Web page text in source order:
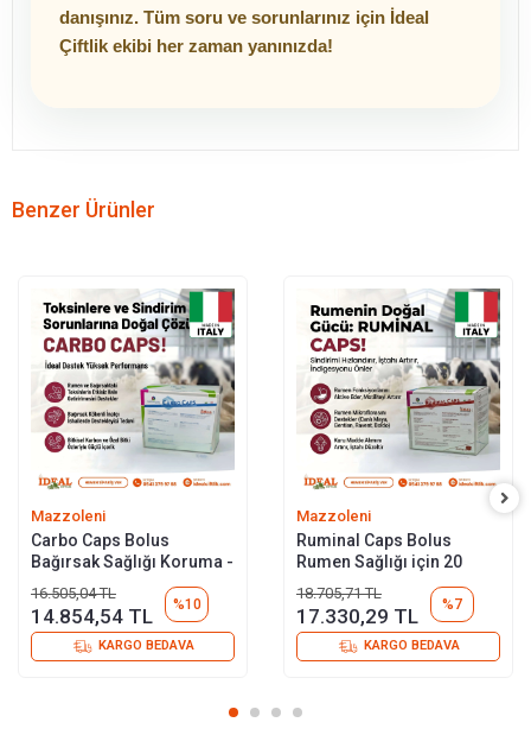
danışınız. Tüm soru ve sorunlarınız için İdeal
Çiftlik ekibi her zaman yanınızda!
Benzer Ürünler
Mazzoleni
Carbo Caps Bolus
Bağırsak Sağlığı Koruma -
Toksin İnaktivatörü 20
Adet
16.505,04 TL
14.854,54 TL %10
KARGO BEDAVA
Mazzoleni
Ruminal Caps Bolus
Rumen Sağlığı için 20
18.705,71 TL
17.330,29 TL %7
KARGO BEDAVA